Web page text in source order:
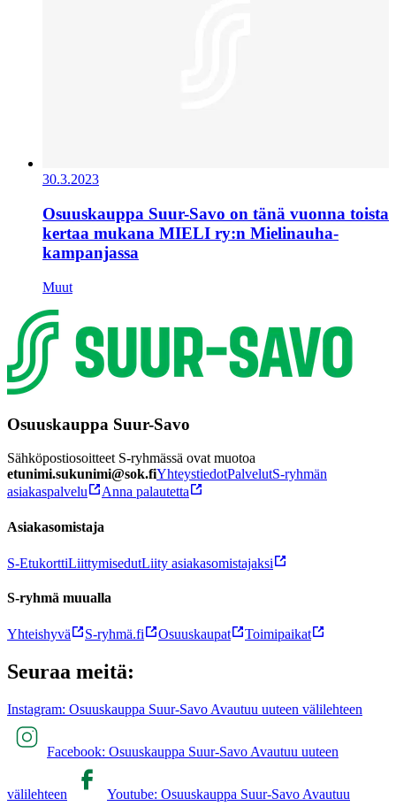
30.3.2023
Osuuskauppa Suur-Savo on tänä vuonna toista
kertaa mukana MIELI ry:n Mielinauha-
kampanjassa
Muut
Osuuskauppa Suur-Savo
Sähköpostiosoitteet S-ryhmässä ovat muotoa
etunimi.sukunimi@sok.fiYhteystiedotPalvelutS-ryhmän
asiakaspalvelu
Anna palautetta
Asiakasomistaja
S-EtukorttiLiittymisedutLiity asiakasomistajaksi
S-ryhmä muualla
Yhteishyvä S-ryhmä.fi Osuuskaupat Toimipaikat
Seuraa meitä:
Instagram: Osuuskauppa Suur-Savo Avautuu uuteen välilehteen
Facebook: Osuuskauppa Suur-Savo Avautuu uuteen
välilehteen Youtube: Osuuskauppa Suur-Savo Avautuu